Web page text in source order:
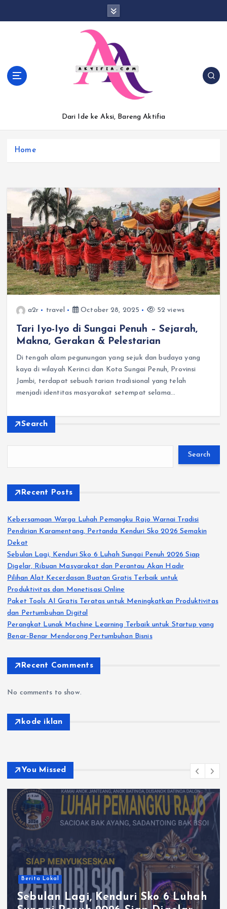
Dari Ide ke Aksi, Bareng Aktifia
Home
a2r travel October 28, 2025 52 views
Tari Iyo-Iyo di Sungai Penuh – Sejarah,
Makna, Gerakan & Pelestarian
Di tengah alam pegunungan yang sejuk dan budaya yang
kaya di wilayah Kerinci dan Kota Sungai Penuh, Provinsi
Jambi, terdapat sebuah tarian tradisional yang telah
menjadi identitas masyarakat setempat selama…
Search
Search
Recent Posts
Kebersamaan Warga Luhah Pemangku Rajo Warnai Tradisi
Pendirian Karamentang, Pertanda Kenduri Sko 2026 Semakin
Dekat
Sebulan Lagi, Kenduri Sko 6 Luhah Sungai Penuh 2026 Siap
Digelar, Ribuan Masyarakat dan Perantau Akan Hadir
Pilihan Alat Kecerdasan Buatan Gratis Terbaik untuk
Produktivitas dan Monetisasi Online
Paket Tools AI Gratis Teratas untuk Meningkatkan Produktivitas
dan Pertumbuhan Digital
Perangkat Lunak Machine Learning Terbaik untuk Startup yang
Benar-Benar Mendorong Pertumbuhan Bisnis
Recent Comments
No comments to show.
kode iklan
You Missed
Berita Lokal
Sebulan Lagi, Kenduri Sko 6 Luhah